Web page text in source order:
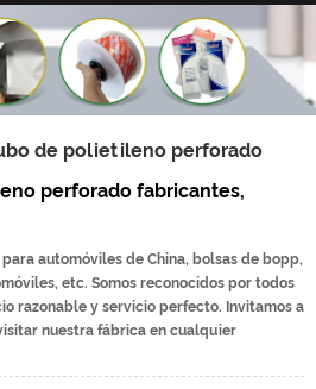
de polietileno perforado
perforado fabricantes,
automóviles de China, bolsas de bopp,
etc. Somos reconocidos por todos
razonable y servicio perfecto. Invitamos a
nuestra fábrica en cualquier